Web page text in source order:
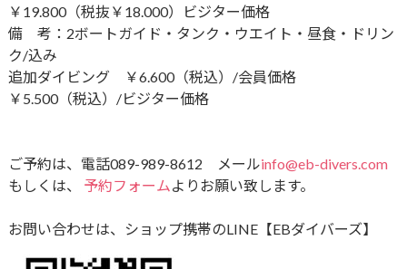
￥19.800（税抜￥18.000）ビジター価格
備 考：2ボートガイド・タンク・ウエイト・昼食・ドリン
ク​/込み
追加ダイビング ￥6.600（税込）/会員価格
￥5.500（税込）/ビジター価格
ご予約は、電話089-989-8612 メールinfo@eb-divers.com
もしくは、 予約フォームよりお願い致します。
お問い合わせは、ショップ携帯のLINE【EBダイバーズ】